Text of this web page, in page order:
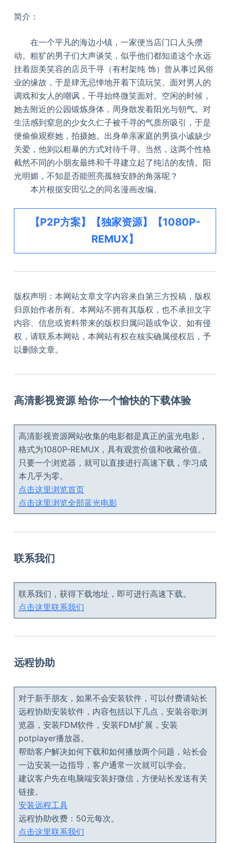
简介：
在一个平凡的海边小镇，一家便当店门口人头攒
动。粗犷的男子们大声谈笑，似乎他们都知道这个永远
挂着甜美笑容的店员千寻（有村架纯 饰）曾从事过风俗
业的缘故，于是肆无忌惮地开着下流玩笑。面对男人的
调戏和女人的嘲讽，千寻始终微笑面对。空闲的时候，
她去附近的公园锻炼身体，周身散发着阳光与朝气。对
生活感到窒息的少女久仁子被千寻的气质所吸引，于是
便偷偷观察她，拍摄她。出身单亲家庭的男孩小诚缺少
关爱，他则以粗暴的方式对待千寻。当然，这两个性格
截然不同的小朋友最终和千寻建立起了纯洁的友情。阳
光明媚，不知是否能照亮孤独安静的角落呢？
本片根据安田弘之的同名漫画改编。
【P2P方案】【独家资源】【1080P-
REMUX】
版权声明：本网站文章文字内容来自第三方投稿，版权
归原始作者所有。本网站不拥有其版权，也不承担文字
内容、信息或资料带来的版权归属问题或争议。如有侵
权，请联系本网站，本网站有权在核实确属侵权后，予
以删除文章。
高清影视资源 给你一个愉快的下载体验
高清影视资源网站收集的电影都是真正的蓝光电影，
格式为1080P-REMUX，具有观赏价值和收藏价值。
只要一个浏览器，就可以直接进行高速下载，学习成
本几乎为零。
点击这里浏览首页
点击这里浏览全部蓝光电影
联系我们
联系我们，获得下载地址，即可进行高速下载。
点击这里联系我们
远程协助
对于新手朋友，如果不会安装软件，可以付费请站长
远程协助安装软件，内容包括以下几点，安装谷歌浏
览器，安装FDM软件，安装FDM扩展，安装
potplayer播放器。
帮助客户解决如何下载和如何播放两个问题，站长会
一边安装一边指导，客户通常一次就可以学会。
建议客户先在电脑端安装好微信，方便站长发送有关
链接。
安装远程工具
远程协助收费：50元每次。
点击这里联系我们